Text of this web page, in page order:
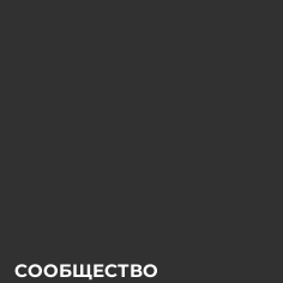
СООБЩЕСТВО